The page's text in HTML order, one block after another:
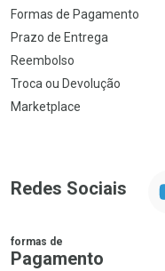
Formas de Pagamento
Prazo de Entrega
Reembolso
Troca ou Devolução
Marketplace
Redes Sociais
formas de
Pagamento